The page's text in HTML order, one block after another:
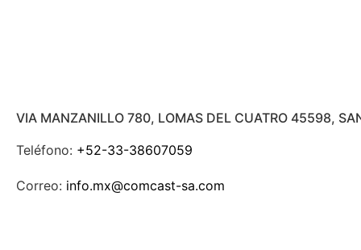
VIA MANZANILLO 780, LOMAS DEL CUATRO 45598,
Teléfono: +52-33-38607059
Correo: info.mx@comcast-sa.com